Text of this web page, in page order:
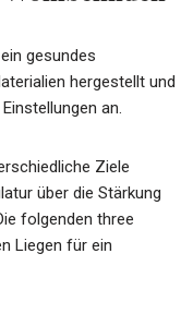
gesundes
hergestellt und
an.
Ziele
über die Stärkung
folgenden three
Liegen für ein